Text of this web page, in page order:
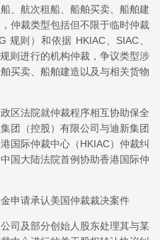
、航次租船、船舶买卖、船舶建
仲裁类型包括但不限于临时仲裁
规则）和依据 HKIAC、SIAC、
则进行的机构仲裁，争议类型涉
买卖、船舶建造以及与相关货物
区法院就仲裁程序相互协助保全
团（控股）有限公司与迪新集团
国际仲裁中心（HKIAC）仲裁纠
国大陆法院首例协助香港国际仲
申请承认美国仲裁裁决案件
司及部分创始人股东处理其与某